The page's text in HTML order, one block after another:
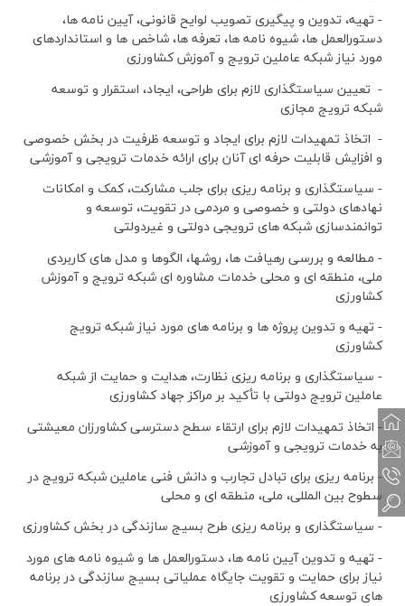
- تهیه، تدوین و پیگیری تصویب لوایح قانونی، آیین نامه ها،
دستورالعمل ها، شیوه نامه ها، تعرفه ها، شاخص ها و استانداردهای
مورد نیاز شبکه عاملین ترویج و آموزش کشاورزی
- تعیین سیاستگذاری لازم برای طراحی، ایجاد، استقرار و توسعه
شبکه ترویج مجازی
- اتخاذ تمهیدات لازم برای ایجاد و توسعه ظرفیت در بخش خصوصی
و افزایش قابلیت حرفه ای آنان برای ارائه خدمات ترویجی و آموزشی
- سیاستگذاری و برنامه ریزی برای جلب مشارکت، کمک و امکانات
نهادهای دولتی و خصوصی و مردمی در تقویت، توسعه و
توانمندسازی شبکه های ترویجی دولتی و غیردولتی
- مطالعه و بررسی رهیافت ها، روشها، الگوها و مدل های کاربردی
ملی، منطقه ای و محلی خدمات مشاوره ای شبکه ترویج و آموزش
کشاورزی
- تهیه و تدوین پروژه ها و برنامه های مورد نیاز شبکه ترویج
کشاورزی
- سیاستگذاری و برنامه ریزی نظارت، هدایت و حمایت از شبکه
عاملین ترویج دولتی با تأکید بر مراکز جهاد کشاورزی
- اتخاذ تمهیدات لازم برای ارتقاء سطح دسترسی کشاورزان معیشتی
به خدمات ترویجی و آموزشی
- برنامه ریزی برای تبادل تجارب و دانش فنی عاملین شبکه ترویج در
سطوح بین المللی، ملی، منطقه ای و محلی
- سیاستگذاری و برنامه ریزی طرح بسیج سازندگی در بخش کشاورزی
- تهیه و تدوین آیین نامه ها، دستورالعمل ها و شیوه نامه های مورد
نیاز برای حمایت و تقویت جایگاه عملیاتی بسیج سازندگی در برنامه
های توسعه کشاورزی